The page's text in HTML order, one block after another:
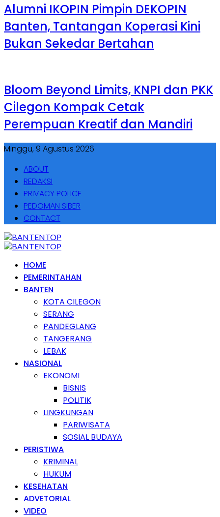
Alumni IKOPIN Pimpin DEKOPIN
Banten, Tantangan Koperasi Kini
Bukan Sekedar Bertahan
Bloom Beyond Limits, KNPI dan PKK
Cilegon Kompak Cetak
Perempuan Kreatif dan Mandiri
Minggu, 9 Agustus 2026
ABOUT
REDAKSI
PRIVACY POLICE
PEDOMAN SIBER
CONTACT
HOME
PEMERINTAHAN
BANTEN
KOTA CILEGON
SERANG
PANDEGLANG
TANGERANG
LEBAK
NASIONAL
EKONOMI
BISNIS
POLITIK
LINGKUNGAN
PARIWISATA
SOSIAL BUDAYA
PERISTIWA
KRIMINAL
HUKUM
KESEHATAN
ADVETORIAL
VIDEO